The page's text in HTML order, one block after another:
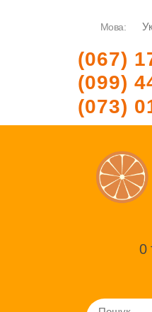
Мова:
(067)
(099)
(073)
0